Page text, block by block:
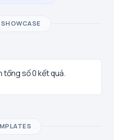
tổng số 0 kết quả.